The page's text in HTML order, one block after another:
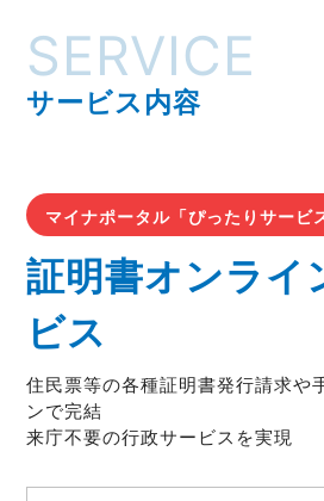
SERVICE
サービス内容
マイナポータル「ぴったりサービ
証明書オンライ
ビス
住民票等の各種証明書発行請求や
ンで完結
来庁不要の行政サービスを実現